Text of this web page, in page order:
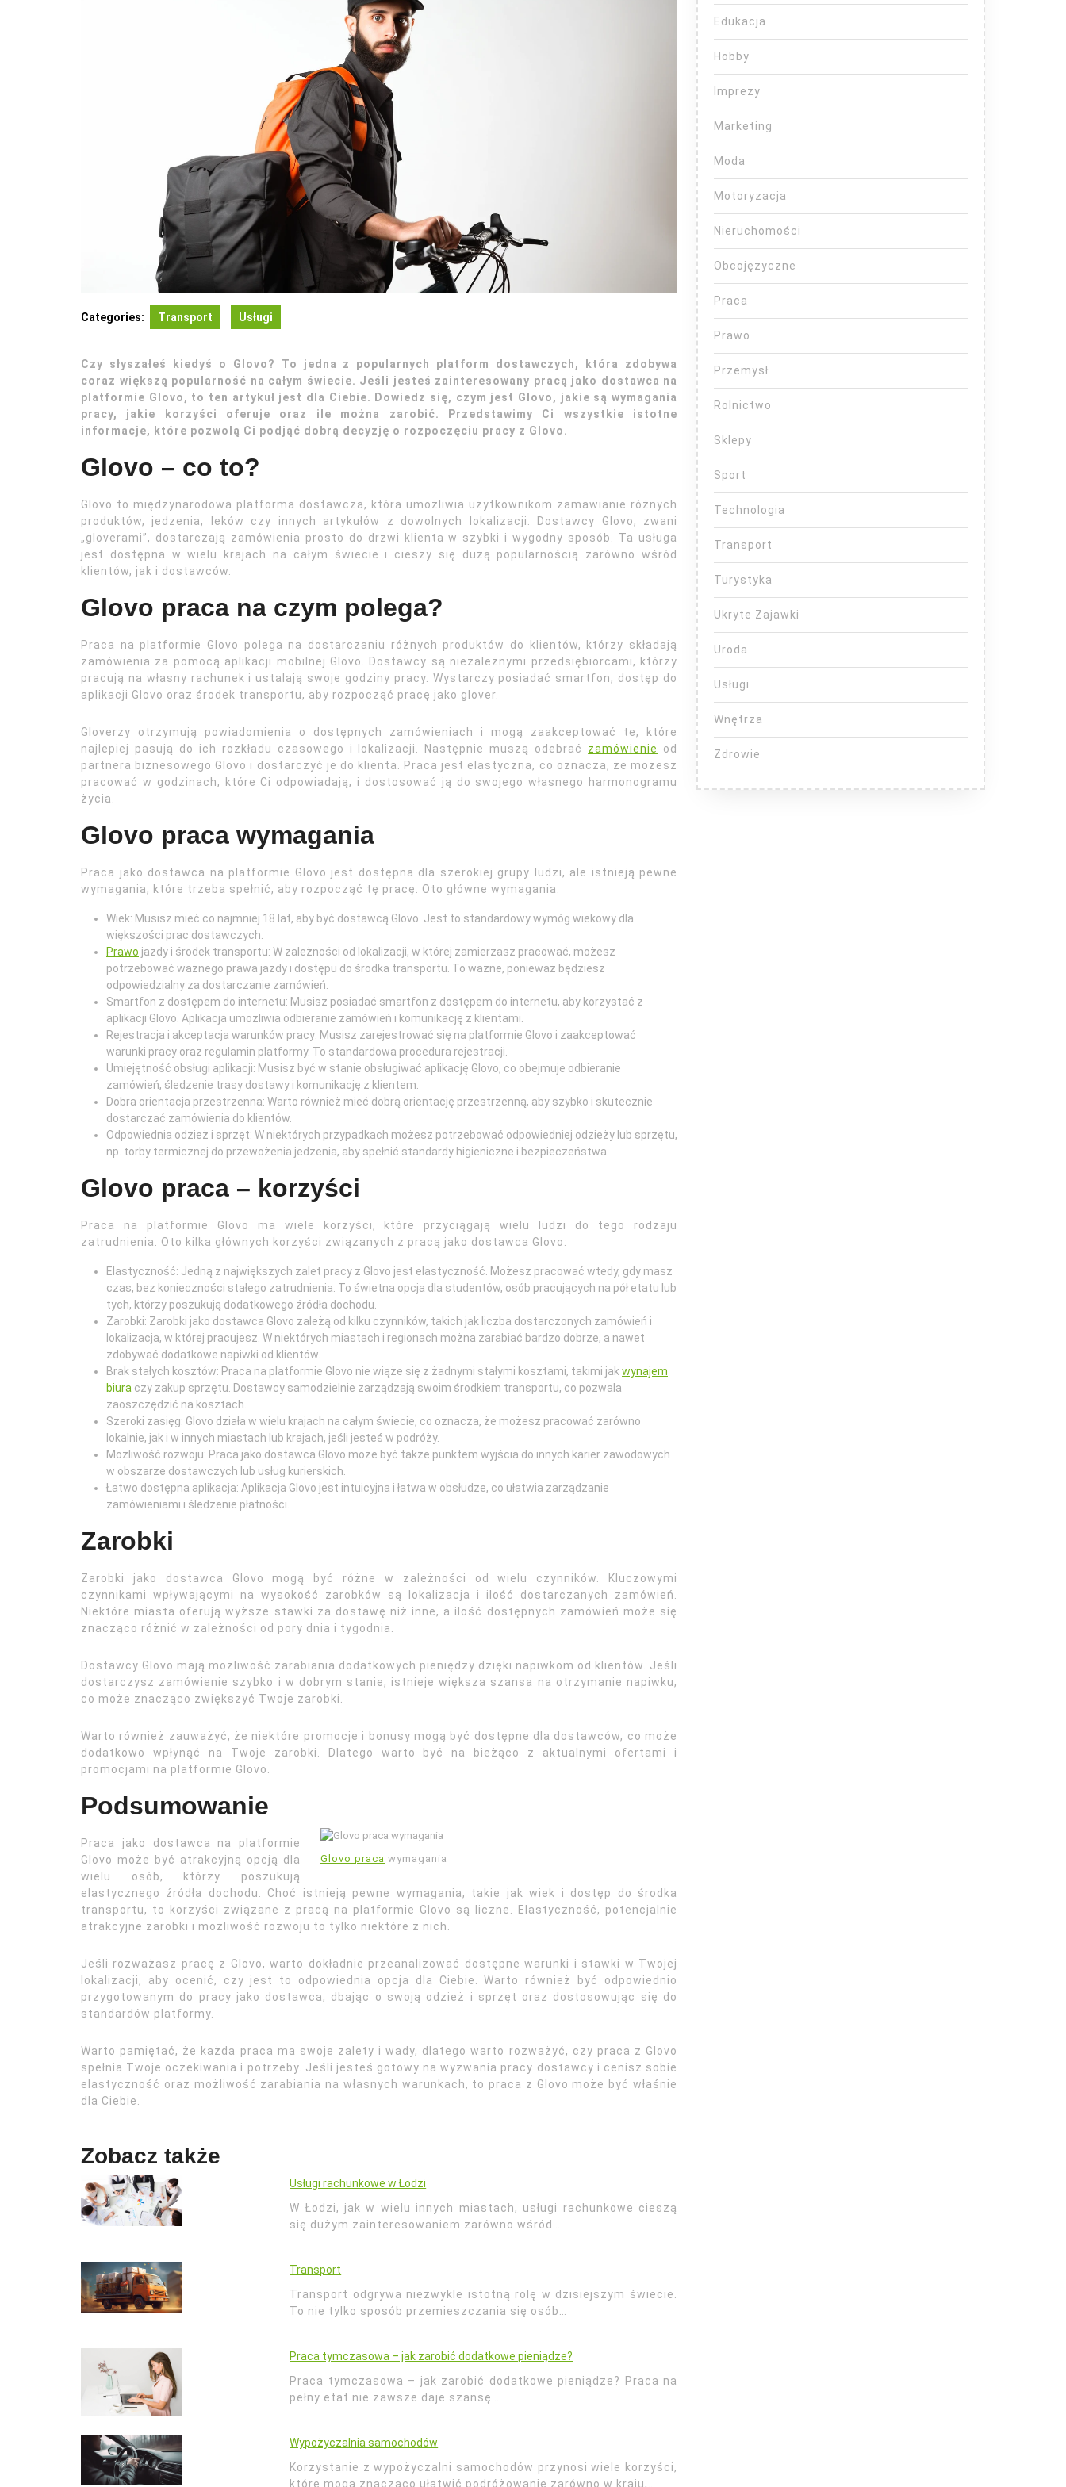
Categories: Transport Usługi
Czy słyszałeś kiedyś o Glovo? To jedna z popularnych platform dostawczych, która zdobywa
coraz większą popularność na całym świecie. Jeśli jesteś zainteresowany pracą jako dostawca na
platformie Glovo, to ten artykuł jest dla Ciebie. Dowiedz się, czym jest Glovo, jakie są wymagania
pracy, jakie korzyści oferuje oraz ile można zarobić. Przedstawimy Ci wszystkie istotne
informacje, które pozwolą Ci podjąć dobrą decyzję o rozpoczęciu pracy z Glovo.
Glovo – co to?
Glovo to międzynarodowa platforma dostawcza, która umożliwia użytkownikom zamawianie różnych
produktów, jedzenia, leków czy innych artykułów z dowolnych lokalizacji. Dostawcy Glovo, zwani
„gloverami”, dostarczają zamówienia prosto do drzwi klienta w szybki i wygodny sposób. Ta usługa
jest dostępna w wielu krajach na całym świecie i cieszy się dużą popularnością zarówno wśród
klientów, jak i dostawców.
Glovo praca na czym polega?
Praca na platformie Glovo polega na dostarczaniu różnych produktów do klientów, którzy składają
zamówienia za pomocą aplikacji mobilnej Glovo. Dostawcy są niezależnymi przedsiębiorcami, którzy
pracują na własny rachunek i ustalają swoje godziny pracy. Wystarczy posiadać smartfon, dostęp do
aplikacji Glovo oraz środek transportu, aby rozpocząć pracę jako glover.
Gloverzy otrzymują powiadomienia o dostępnych zamówieniach i mogą zaakceptować te, które
najlepiej pasują do ich rozkładu czasowego i lokalizacji. Następnie muszą odebrać zamówienie
od
partnera biznesowego Glovo i dostarczyć je do klienta. Praca jest elastyczna, co oznacza, że możesz
pracować w godzinach, które Ci odpowiadają, i dostosować ją do swojego własnego harmonogramu
życia.
Glovo praca wymagania
Praca jako dostawca na platformie Glovo jest dostępna dla szerokiej grupy ludzi, ale istnieją pewne
wymagania, które trzeba spełnić, aby rozpocząć tę pracę. Oto główne wymagania:
Wiek: Musisz mieć co najmniej 18 lat, aby być dostawcą Glovo. Jest to standardowy wymóg wiekowy dla
większości prac dostawczych.
Prawo jazdy i środek transportu: W zależności od lokalizacji, w której zamierzasz pracować, możesz
potrzebować ważnego prawa jazdy i dostępu do środka transportu. To ważne, ponieważ będziesz
odpowiedzialny za dostarczanie zamówień.
Smartfon z dostępem do internetu: Musisz posiadać smartfon z dostępem do internetu, aby korzystać z
aplikacji Glovo. Aplikacja umożliwia odbieranie zamówień i komunikację z klientami.
Rejestracja i akceptacja warunków pracy: Musisz zarejestrować się na platformie Glovo i zaakceptować
warunki pracy oraz regulamin platformy. To standardowa procedura rejestracji.
Umiejętność obsługi aplikacji: Musisz być w stanie obsługiwać aplikację Glovo, co obejmuje odbieranie
zamówień, śledzenie trasy dostawy i komunikację z klientem.
Dobra orientacja przestrzenna: Warto również mieć dobrą orientację przestrzenną, aby szybko i skutecznie
dostarczać zamówienia do klientów.
Odpowiednia odzież i sprzęt: W niektórych przypadkach możesz potrzebować odpowiedniej odzieży lub sprzętu,
np. torby termicznej do przewożenia jedzenia, aby spełnić standardy higieniczne i bezpieczeństwa.
Glovo praca – korzyści
Praca na platformie Glovo ma wiele korzyści, które przyciągają wielu ludzi do tego rodzaju
zatrudnienia. Oto kilka głównych korzyści związanych z pracą jako dostawca Glovo:
Elastyczność: Jedną z największych zalet pracy z Glovo jest elastyczność. Możesz pracować wtedy, gdy masz
czas, bez konieczności stałego zatrudnienia. To świetna opcja dla studentów, osób pracujących na pół etatu lub
tych, którzy poszukują dodatkowego źródła dochodu.
Zarobki: Zarobki jako dostawca Glovo zależą od kilku czynników, takich jak liczba dostarczonych zamówień i
lokalizacja, w której pracujesz. W niektórych miastach i regionach można zarabiać bardzo dobrze, a nawet
zdobywać dodatkowe napiwki od klientów.
Brak stałych kosztów: Praca na platformie Glovo nie wiąże się z żadnymi stałymi kosztami, takimi jak wynajem
biura czy zakup sprzętu. Dostawcy samodzielnie zarządzają swoim środkiem transportu, co pozwala
zaoszczędzić na kosztach.
Szeroki zasięg: Glovo działa w wielu krajach na całym świecie, co oznacza, że możesz pracować zarówno
lokalnie, jak i w innych miastach lub krajach, jeśli jesteś w podróży.
Możliwość rozwoju: Praca jako dostawca Glovo może być także punktem wyjścia do innych karier zawodowych
w obszarze dostawczych lub usług kurierskich.
Łatwo dostępna aplikacja: Aplikacja Glovo jest intuicyjna i łatwa w obsłudze, co ułatwia zarządzanie
zamówieniami i śledzenie płatności.
Zarobki
Zarobki jako dostawca Glovo mogą być różne w zależności od wielu czynników. Kluczowymi
czynnikami wpływającymi na wysokość zarobków są lokalizacja i ilość dostarczanych zamówień.
Niektóre miasta oferują wyższe stawki za dostawę niż inne, a ilość dostępnych zamówień może się
znacząco różnić w zależności od pory dnia i tygodnia.
Dostawcy Glovo mają możliwość zarabiania dodatkowych pieniędzy dzięki napiwkom od klientów. Jeśli
dostarczysz zamówienie szybko i w dobrym stanie, istnieje większa szansa na otrzymanie napiwku,
co może znacząco zwiększyć Twoje zarobki.
Warto również zauważyć, że niektóre promocje i bonusy mogą być dostępne dla dostawców, co może
dodatkowo wpłynąć na Twoje zarobki. Dlatego warto być na bieżąco z aktualnymi ofertami i
promocjami na platformie Glovo.
Podsumowanie
Glovo praca wymagania
Praca jako dostawca na platformie
Glovo może być atrakcyjną opcją dla
wielu osób, którzy poszukują
elastycznego źródła dochodu. Choć istnieją pewne wymagania, takie jak wiek i dostęp do środka
transportu, to korzyści związane z pracą na platformie Glovo są liczne. Elastyczność, potencjalnie
atrakcyjne zarobki i możliwość rozwoju to tylko niektóre z nich.
Jeśli rozważasz pracę z Glovo, warto dokładnie przeanalizować dostępne warunki i stawki w Twojej
lokalizacji, aby ocenić, czy jest to odpowiednia opcja dla Ciebie. Warto również być odpowiednio
przygotowanym do pracy jako dostawca, dbając o swoją odzież i sprzęt oraz dostosowując się do
standardów platformy.
Warto pamiętać, że każda praca ma swoje zalety i wady, dlatego warto rozważyć, czy praca z Glovo
spełnia Twoje oczekiwania i potrzeby. Jeśli jesteś gotowy na wyzwania pracy dostawcy i cenisz sobie
elastyczność oraz możliwość zarabiania na własnych warunkach, to praca z Glovo może być właśnie
dla Ciebie.
Zobacz także
Usługi rachunkowe w Łodzi
W Łodzi, jak w wielu innych miastach, usługi rachunkowe cieszą
się dużym zainteresowaniem zarówno wśród…
Transport
Transport odgrywa niezwykle istotną rolę w dzisiejszym świecie.
To nie tylko sposób przemieszczania się osób…
Praca tymczasowa – jak zarobić dodatkowe pieniądze?
Praca tymczasowa – jak zarobić dodatkowe pieniądze? Praca na
pełny etat nie zawsze daje szansę…
Wypożyczalnia samochodów
Korzystanie z wypożyczalni samochodów przynosi wiele korzyści,
które mogą znacząco ułatwić podróżowanie zarówno w kraju,…
Edukacja
Hobby
Imprezy
Marketing
Moda
Motoryzacja
Nieruchomości
Obcojęzyczne
Praca
Prawo
Przemysł
Rolnictwo
Sklepy
Sport
Technologia
Transport
Turystyka
Ukryte Zajawki
Uroda
Usługi
Wnętrza
Zdrowie